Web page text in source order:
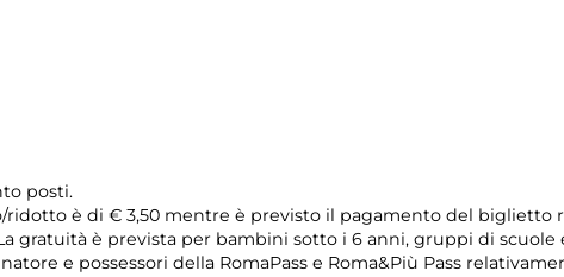
posti.
ridotto è di € 3,50 mentre è previsto il pagamento del biglietto
gratuità è prevista per bambini sotto i 6 anni, gruppi di
e possessori della RomaPass e Roma&Più Pass